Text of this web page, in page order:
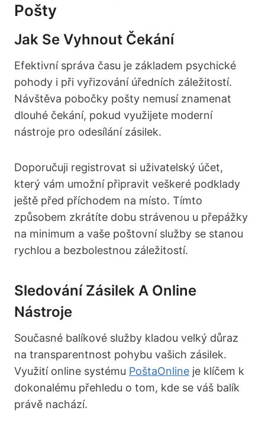
Pošty
Jak Se Vyhnout Čekání
Efektivní správa času je základem psychické
pohody i při vyřizování úředních záležitostí.
Návštěva pobočky pošty nemusí znamenat
dlouhé čekání, pokud využijete moderní
nástroje pro odesílání zásilek.
Doporučuji registrovat si uživatelský účet,
který vám umožní připravit veškeré podklady
ještě před příchodem na místo. Tímto
způsobem zkrátíte dobu strávenou u přepážky
na minimum a vaše poštovní služby se stanou
rychlou a bezbolestnou záležitostí.
Sledování Zásilek A Online
Nástroje
Současné balíkové služby kladou velký důraz
na transparentnost pohybu vašich zásilek.
Využití online systému PoštaOnline je klíčem k
dokonalému přehledu o tom, kde se váš balík
právě nachází.